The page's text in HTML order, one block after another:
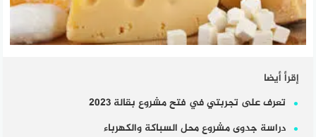
إقرأ أيضا
تعرف على تجربتي في فتح مشروع بقالة 2023
دراسة جدوى مشروع محل السباكة والكهرباء